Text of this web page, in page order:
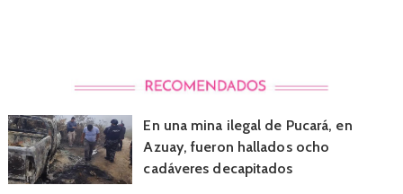
En una mina ilegal de Pucará, en
Azuay, fueron hallados ocho
cadáveres decapitados